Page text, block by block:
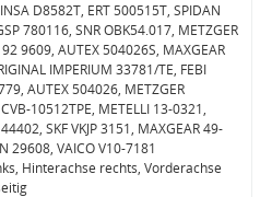
D8582T, ERT 500515T, SPIDAN
780116, SNR OBK54.017, METZGER
9609, AUTEX 504026S, MAXGEAR
IMPERIUM 33781/TE, FEBI
AUTEX 504026, METZGER
10512TPE, METELLI 13-0321,
SKF VKJP 3151, MAXGEAR 49-
29608, VAICO V10-7181
Hinterachse rechts, Vorderachse